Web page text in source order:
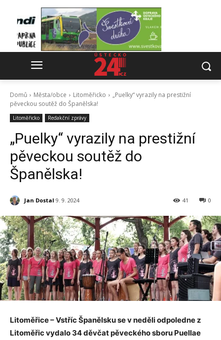
Domů Města/obce Litoměřicko
„Puelky“ vyrazily na prestižní
pěveckou soutěž do Španělska!
Litoměřicko Redakční zprávy
„Puelky“ vyrazily na prestižní
pěveckou soutěž do
Španělska!
Jan Dostal 9. 9. 2024 0
41
Litoměřice – Vstříc Španělsku se v neděli odpoledne z
Litoměřic vydalo 34 děvčat pěveckého sboru Puellae